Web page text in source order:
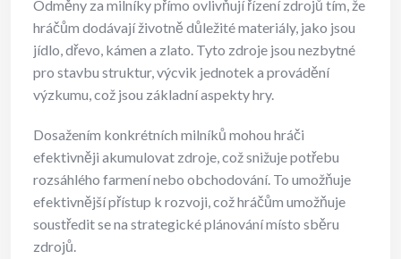
Odměny za milníky přímo ovlivňují řízení zdrojů tím, že
hráčům dodávají životně důležité materiály, jako jsou
jídlo, dřevo, kámen a zlato. Tyto zdroje jsou nezbytné
pro stavbu struktur, výcvik jednotek a provádění
výzkumu, což jsou základní aspekty hry.
Dosažením konkrétních milníků mohou hráči
efektivněji akumulovat zdroje, což snižuje potřebu
rozsáhlého farmení nebo obchodování. To umožňuje
efektivnější přístup k rozvoji, což hráčům umožňuje
soustředit se na strategické plánování místo sběru
zdrojů.